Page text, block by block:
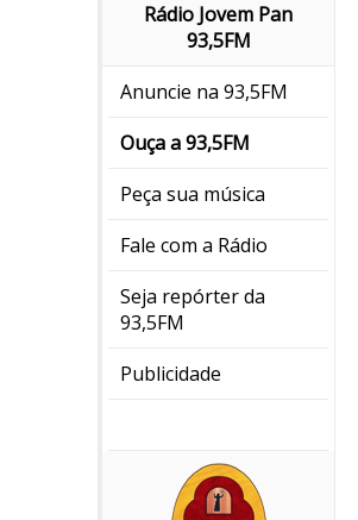
Rádio Jovem Pan
93,5FM
Anuncie na 93,5FM
Ouça a 93,5FM
Peça sua música
Fale com a Rádio
Seja repórter da
93,5FM
Publicidade